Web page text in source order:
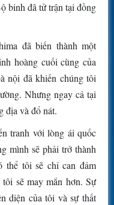
binh đã tử trận tại đồng
đã biến thành một
hoàng cuối cùng của
nội đã khiến chúng tôi
Nhưng ngay cả tại
địa và đổ nát.
tranh với lòng ái quốc
mình sẽ phải trở thành
thể tôi sẽ chỉ can đảm
sẽ may mắn hơn. Sự
diện của tôi và sự thất